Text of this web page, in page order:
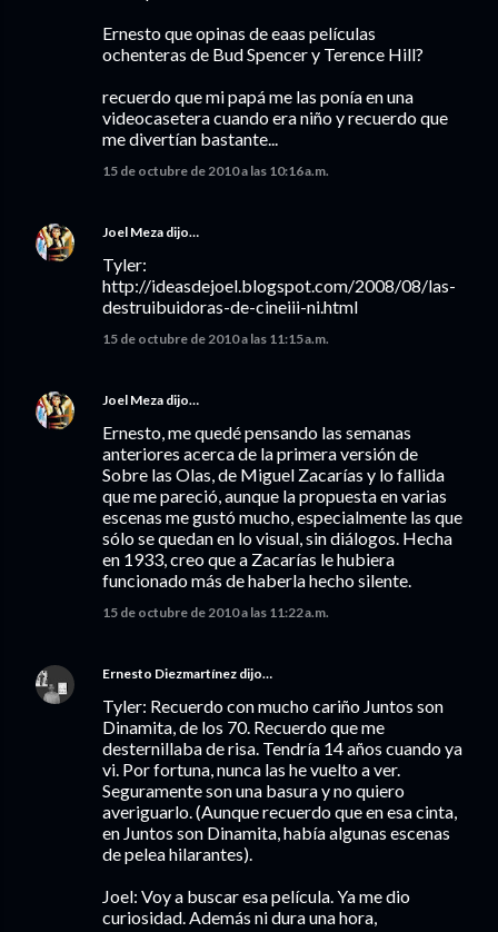
Ernesto que opinas de eaas películas
ochenteras de Bud Spencer y Terence Hill?
recuerdo que mi papá me las ponía en una
videocasetera cuando era niño y recuerdo que
me divertían bastante...
15 de octubre de 2010 a las 10:16 a.m.
Joel Meza dijo…
Tyler:
http://ideasdejoel.blogspot.com/2008/08/las-
destruibuidoras-de-cineiii-ni.html
15 de octubre de 2010 a las 11:15 a.m.
Joel Meza dijo…
Ernesto, me quedé pensando las semanas
anteriores acerca de la primera versión de
Sobre las Olas, de Miguel Zacarías y lo fallida
que me pareció, aunque la propuesta en varias
escenas me gustó mucho, especialmente las que
sólo se quedan en lo visual, sin diálogos. Hecha
en 1933, creo que a Zacarías le hubiera
funcionado más de haberla hecho silente.
15 de octubre de 2010 a las 11:22 a.m.
Ernesto Diezmartínez dijo…
Tyler: Recuerdo con mucho cariño Juntos son
Dinamita, de los 70. Recuerdo que me
desternillaba de risa. Tendría 14 años cuando ya
vi. Por fortuna, nunca las he vuelto a ver.
Seguramente son una basura y no quiero
averiguarlo. (Aunque recuerdo que en esa cinta,
en Juntos son Dinamita, había algunas escenas
de pelea hilarantes).
Joel: Voy a buscar esa película. Ya me dio
curiosidad. Además ni dura una hora,